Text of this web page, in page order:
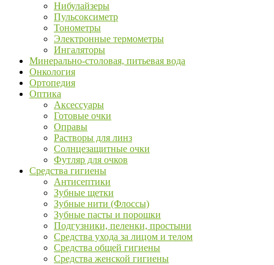
Нибулайзеры
Пульсоксиметр
Тонометры
Электронные термометры
Ингаляторы
Минерально-столовая, питьевая вода
Онкология
Ортопедия
Оптика
Аксессуары
Готовые очки
Оправы
Растворы для линз
Солнцезащитные очки
Футляр для очков
Средства гигиены
Антисептики
Зубные щетки
Зубные нити (Флоссы)
Зубные пасты и порошки
Подгузники, пеленки, простыни
Средства ухода за лицом и телом
Средства общей гигиены
Средства женской гигиены